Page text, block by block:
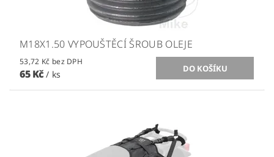
M18X1.50 VYPOUŠTĚCÍ ŠROUB OLEJE
53,72 Kč bez DPH
65 Kč/ ks